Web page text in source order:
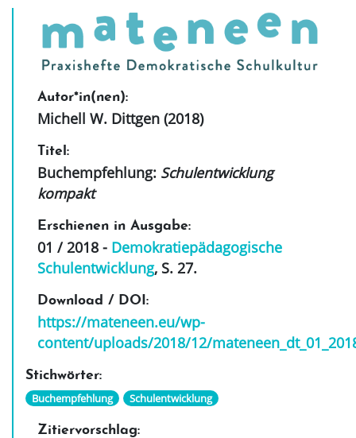
Autor*in(nen):
Michell W. Dittgen (2018)
Titel:
Buchempfehlung: Schulentwicklung
kompakt
Erschienen in Ausgabe:
01 / 2018 - Demokratiepädagogische
Schulentwicklung, S. 27.
Download / DOI:
https://mateneen.eu/wp-
content/uploads/2018/12/
Stichwörter:
Buchempfehlung Schulentwicklung
Zitiervorschlag: